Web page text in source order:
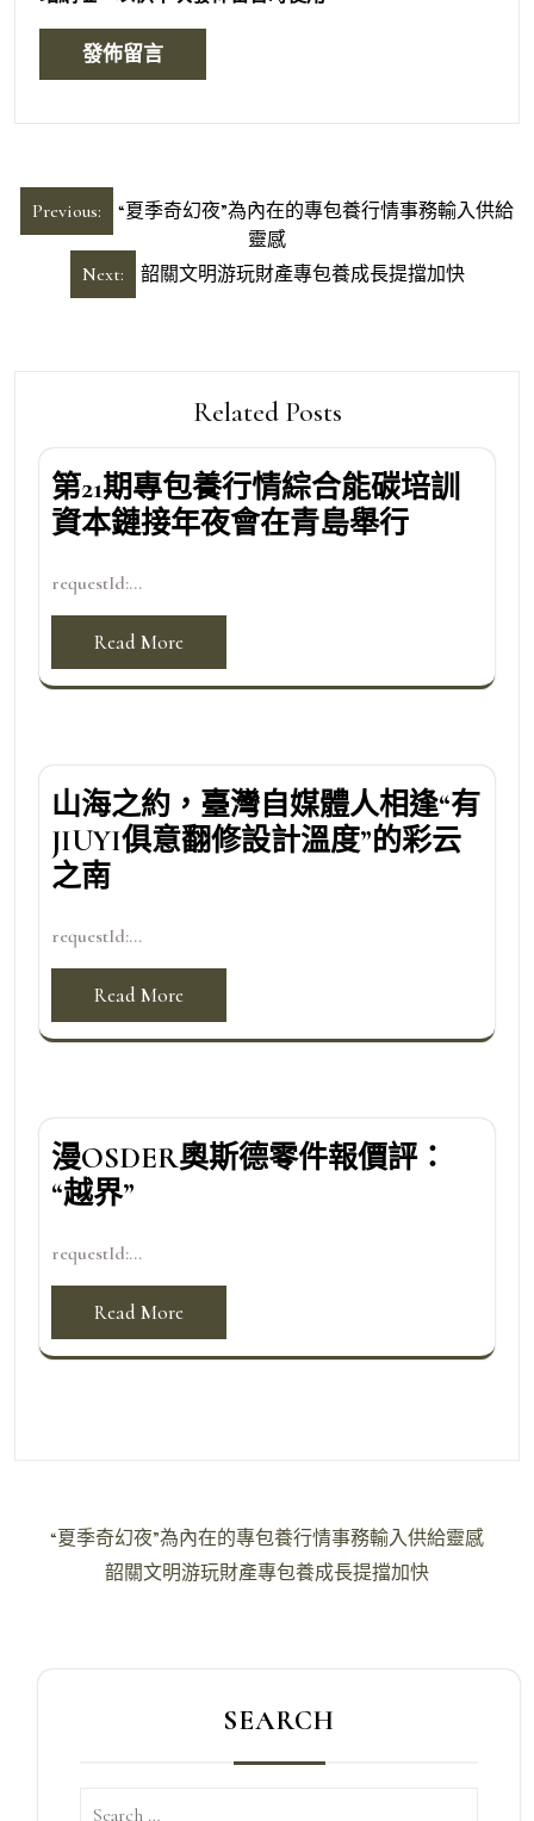
文
章
Previous:
“夏季奇幻夜”為內在的專包養行情事務輸入供給
靈感
Next:
韶關文明游玩財產專包養成長提擋加快
Related Posts
第21期專包養行情綜合能碳培訓
資本鏈接年夜會在青島舉行
requestId:...
Read More
山海之約，臺灣自媒體人相逢“有
JIUYI俱意翻修設計溫度”的彩云
之南
requestId:...
Read More
漫OSDER奧斯德零件報價評：
“越界”
requestId:...
Read More
“夏季奇幻夜”為內在的專包養行情事務輸入供給靈感
韶關文明游玩財產專包養成長提擋加快
SEARCH